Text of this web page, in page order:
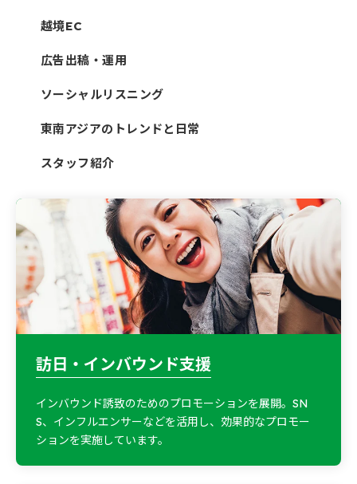
東南アジアのトレンドと日常
越境EC
スタッフ紹介
広告出稿・運用
ソーシャルリスニング
訪日・インバウンド支援
インバウンド誘致のためのプロモーションを展開。SN
S、インフルエンサーなどを活用し、効果的なプロモー
ションを実施しています。